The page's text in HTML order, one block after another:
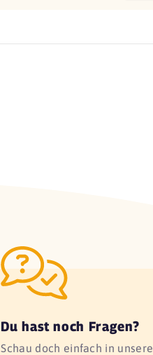
Du hast noch Fragen?
Schau doch einfach in unsere